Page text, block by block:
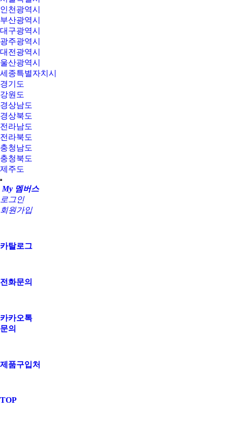
인천광역시
부산광역시
대구광역시
광주광역시
대전광역시
울산광역시
세종특별자치시
경기도
강원도
경상남도
경상북도
전라남도
전라북도
충청남도
충청북도
제주도
My 멤버스
로그인
회원가입
카탈로그
전화문의
카카오톡
문의
제품구입처
TOP